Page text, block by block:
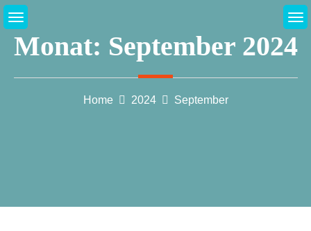
Skip
to
content
Monat: September 2024
Home 2024 September